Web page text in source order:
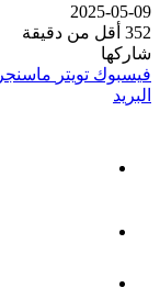
2025-05-09
352 أقل من دقيقة
شاركها
فيسبوك تويتر ماسنجر
البريد